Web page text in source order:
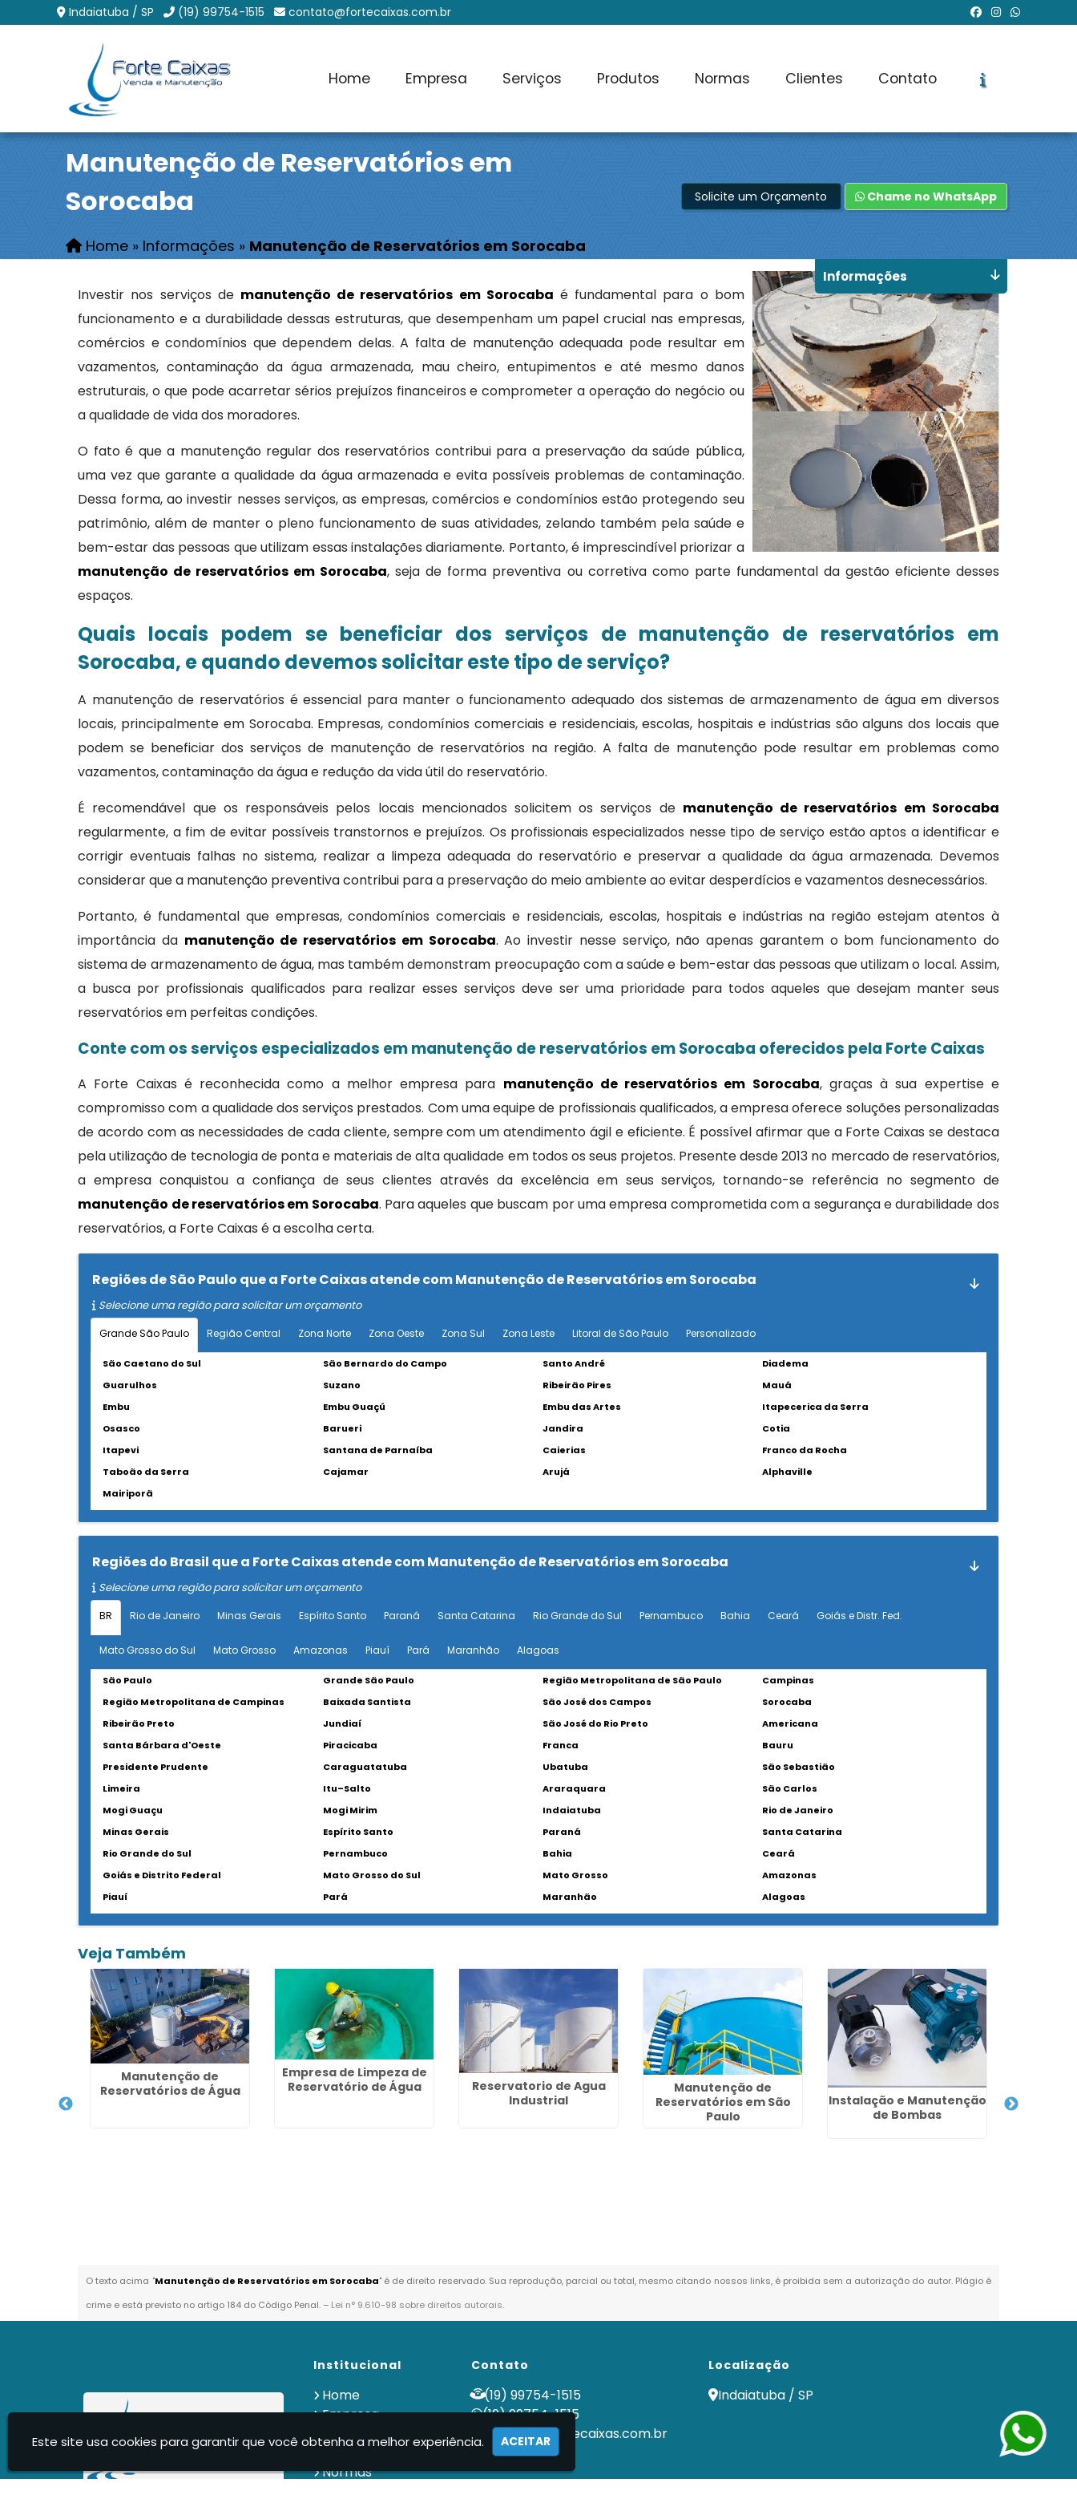
Indaiatuba / SP (19) 99754-1515 contato@fortecaixas.com.br
Home Empresa Serviços Produtos Normas Clientes Contato
Manutenção de Reservatórios em
Sorocaba
Home » Informações » Manutenção de Reservatórios em Sorocaba
Solicite um Orçamento Chame no WhatsApp
Investir nos serviços de manutenção de reservatórios em Sorocaba é fundamental para o bom
funcionamento e a durabilidade dessas estruturas, que desempenham um papel crucial nas empresas,
comércios e condomínios que dependem delas. A falta de manutenção adequada pode resultar em
vazamentos, contaminação da água armazenada, mau cheiro, entupimentos e até mesmo danos
estruturais, o que pode acarretar sérios prejuízos financeiros e comprometer a operação do negócio ou
a qualidade de vida dos moradores.
O fato é que a manutenção regular dos reservatórios contribui para a preservação da saúde pública,
uma vez que garante a qualidade da água armazenada e evita possíveis problemas de contaminação.
Dessa forma, ao investir nesses serviços, as empresas, comércios e condomínios estão protegendo seu
patrimônio, além de manter o pleno funcionamento de suas atividades, zelando também pela saúde e
bem-estar das pessoas que utilizam essas instalações diariamente. Portanto, é imprescindível priorizar a
manutenção de reservatórios em Sorocaba, seja de forma preventiva ou corretiva como parte fundamental da gestão eficiente desses
espaços.
Quais locais podem se beneficiar dos serviços de manutenção de reservatórios em
Sorocaba, e quando devemos solicitar este tipo de serviço?
A manutenção de reservatórios é essencial para manter o funcionamento adequado dos sistemas de armazenamento de água em diversos
locais, principalmente em Sorocaba. Empresas, condomínios comerciais e residenciais, escolas, hospitais e indústrias são alguns dos locais que
podem se beneficiar dos serviços de manutenção de reservatórios na região. A falta de manutenção pode resultar em problemas como
vazamentos, contaminação da água e redução da vida útil do reservatório.
É recomendável que os responsáveis pelos locais mencionados solicitem os serviços de manutenção de reservatórios em Sorocaba
regularmente, a fim de evitar possíveis transtornos e prejuízos. Os profissionais especializados nesse tipo de serviço estão aptos a identificar e
corrigir eventuais falhas no sistema, realizar a limpeza adequada do reservatório e preservar a qualidade da água armazenada. Devemos
considerar que a manutenção preventiva contribui para a preservação do meio ambiente ao evitar desperdícios e vazamentos desnecessários.
Portanto, é fundamental que empresas, condomínios comerciais e residenciais, escolas, hospitais e indústrias na região estejam atentos à
importância da manutenção de reservatórios em Sorocaba. Ao investir nesse serviço, não apenas garantem o bom funcionamento do
sistema de armazenamento de água, mas também demonstram preocupação com a saúde e bem-estar das pessoas que utilizam o local. Assim,
a busca por profissionais qualificados para realizar esses serviços deve ser uma prioridade para todos aqueles que desejam manter seus
reservatórios em perfeitas condições.
Conte com os serviços especializados em manutenção de reservatórios em Sorocaba oferecidos pela Forte Caixas
A Forte Caixas é reconhecida como a melhor empresa para manutenção de reservatórios em Sorocaba, graças à sua expertise e
compromisso com a qualidade dos serviços prestados. Com uma equipe de profissionais qualificados, a empresa oferece soluções personalizadas
de acordo com as necessidades de cada cliente, sempre com um atendimento ágil e eficiente. É possível afirmar que a Forte Caixas se destaca
pela utilização de tecnologia de ponta e materiais de alta qualidade em todos os seus projetos. Presente desde 2013 no mercado de reservatórios,
a empresa conquistou a confiança de seus clientes através da excelência em seus serviços, tornando-se referência no segmento de
manutenção de reservatórios em Sorocaba. Para aqueles que buscam por uma empresa comprometida com a segurança e durabilidade dos
reservatórios, a Forte Caixas é a escolha certa.
Regiões de São Paulo que a Forte Caixas atende com Manutenção de Reservatórios em Sorocaba
Selecione uma região para solicitar um orçamento
Grande São Paulo Região Central Zona Norte Zona Oeste Zona Sul Zona Leste Litoral de São Paulo Personalizado
São Caetano do Sul São Bernardo do Campo Santo André
Diadema
Guarulhos
Suzano Ribeirão Pires
Mauá
Embu
Embu Guaçú Embu das Artes
Itapecerica da Serra
Osasco
Barueri Jandira
Cotia
Itapevi
Santana de Parnaíba Caierias
Franco da Rocha
Taboão da Serra
Cajamar Arujá
Alphaville
Mairiporã
Regiões do Brasil que a Forte Caixas atende com Manutenção de Reservatórios em Sorocaba
Selecione uma região para solicitar um orçamento
BR Rio de Janeiro Minas Gerais Espírito Santo Paraná Santa Catarina Rio Grande do Sul Pernambuco Bahia Ceará Goiás e Distr. Fed.
Mato Grosso do Sul Mato Grosso Amazonas Piauí Pará Maranhão Alagoas
São Paulo Grande São Paulo Região Metropolitana de São Paulo
Campinas
Região Metropolitana de Campinas
Baixada Santista São José dos Campos
Sorocaba
Ribeirão Preto
Jundiaí São José do Rio Preto
Americana
Santa Bárbara d'Oeste
Piracicaba Franca
Bauru
Presidente Prudente
Caraguatatuba Ubatuba
São Sebastião
Limeira
Itu–Salto Araraquara
São Carlos
Mogi Guaçu
Mogi Mirim Indaiatuba
Rio de Janeiro
Minas Gerais
Espírito Santo Paraná
Santa Catarina
Rio Grande do Sul
Pernambuco Bahia
Ceará
Goiás e Distrito Federal
Mato Grosso do Sul Mato Grosso
Amazonas
Piauí
Pará Maranhão Alagoas
Veja Também
Manutenção de
Reservatórios de Água
Empresa de Limpeza de
Reservatório de Água
Reservatorio de Agua
Industrial
Manutenção de
Reservatórios em São
Paulo
Instalação e Manutenção
de Bombas
O texto acima "Manutenção de Reservatórios em Sorocaba" é de direito reservado. Sua reprodução, parcial ou total, mesmo citando nossos links, é proibida sem a autorização do autor. Plágio é
crime e está previsto no artigo 184 do Código Penal. – Lei n° 9.610-98 sobre direitos autorais.
Informações
Institucional
Home
Empresa
Serviços
Produtos
Normas
Contato
(19) 99754-1515
(19) 99754-1515
contato@fortecaixas.com.br
Localização
Indaiatuba / SP
Este site usa cookies para garantir que você obtenha a melhor experiência. ACEITAR